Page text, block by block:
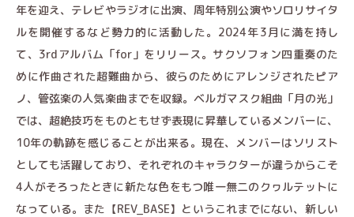
年を迎え、テレビやラジオに出演、周年特別公演やソロリサイタ
ルを開催するなど勢力的に活動した。2024年3月に満を持し
て、3rdアルバム「for」をリリース。サクソフォン四重奏のた
めに作曲された超難曲から、彼らのためにアレンジされたピア
ノ、管弦楽の人気楽曲までを収録。ベルガマスク組曲「月の光」
では、超絶技巧をものともせず表現に昇華しているメンバーに、
10年の軌跡を感じることが出来る。現在、メンバーはソリスト
としても活躍しており、それぞれのキャラクターが違うからこそ
4人がそろったときに新たな色をもつ唯一無二のクヮルテットに
なっている。また【REV_BASE】というこれまでにない、新しい